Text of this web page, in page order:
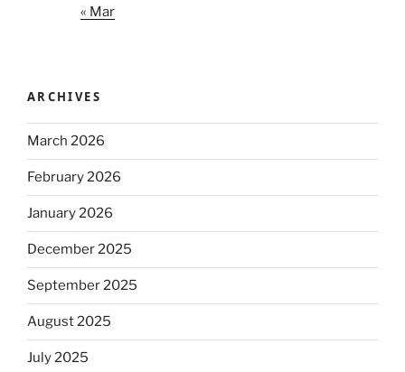
« Mar
ARCHIVES
March 2026
February 2026
January 2026
December 2025
September 2025
August 2025
July 2025